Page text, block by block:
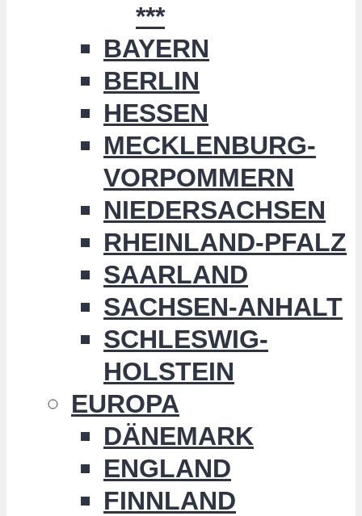
***
BAYERN
BERLIN
HESSEN
MECKLENBURG-
VORPOMMERN
NIEDERSACHSEN
RHEINLAND-PFALZ
SAARLAND
SACHSEN-ANHALT
SCHLESWIG-
HOLSTEIN
EUROPA
DÄNEMARK
ENGLAND
FINNLAND